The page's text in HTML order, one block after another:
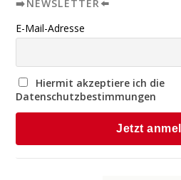
➡️NEWSLETTER⬅️
E-Mail-Adresse
Hiermit akzeptiere ich die
Datenschutzbestimmungen